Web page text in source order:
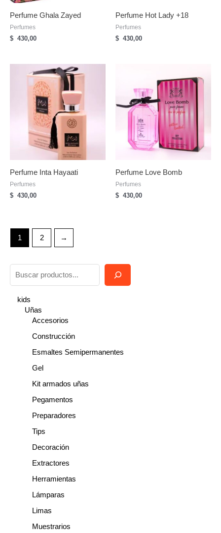
Perfume Ghala Zayed
Perfumes
$ 430,00
Perfume Hot Lady +18
Perfumes
$ 430,00
Perfume Inta Hayaati
Perfumes
$ 430,00
Perfume Love Bomb
Perfumes
$ 430,00
1 2 →
u
kids
Uñas
Accesorios
Construcción
Esmaltes Semipermanentes
Gel
Kit armados uñas
Pegamentos
Preparadores
Tips
Decoración
Extractores
Herramientas
Lámparas
Limas
Muestrarios